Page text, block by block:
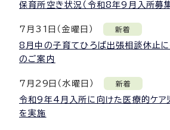
保育所空き状況（令和8年9月入所募集
7月 31 日（金曜日） 新着
8月中の子育てひろば出張相談休止に
のご案内
7月 29 日（水曜日） 新着
令和9年4月入所に向けた医療的ケア
を実施